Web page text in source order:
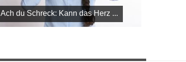
Ach du Schreck: Kann das Herz ...